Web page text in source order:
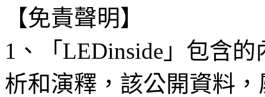
【免責聲明】
1、「LEDinside」包含
析和演釋，該公開資料